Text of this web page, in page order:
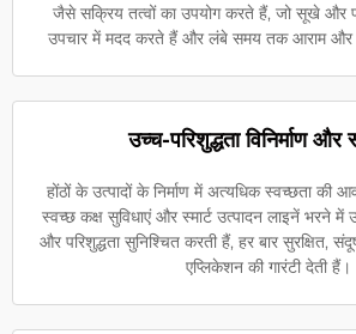
जैसे सक्रिय तत्वों का उपयोग करते हैं, जो सूखे और
उपचार में मदद करते हैं और लंबे समय तक आराम और
उच्च-परिशुद्धता विनिर्माण और
होंठों के उत्पादों के निर्माण में अत्यधिक स्वच्छता की
स्वच्छ कक्ष सुविधाएं और स्मार्ट उत्पादन लाइनें भरने
और परिशुद्धता सुनिश्चित करती हैं, हर बार सुरक्षित,
एप्लिकेशन की गारंटी देती हैं।